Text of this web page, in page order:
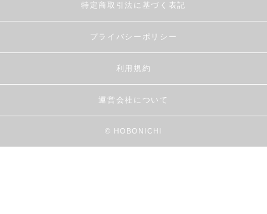
特定商取引法に基づく表記
プライバシーポリシー
利用規約
運営会社について
© HOBONICHI